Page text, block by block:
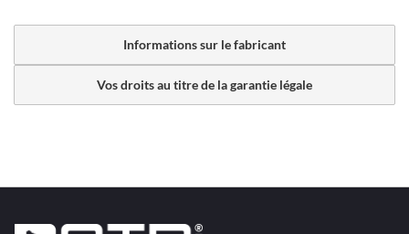
Informations sur le fabricant
Vos droits au titre de la garantie légale